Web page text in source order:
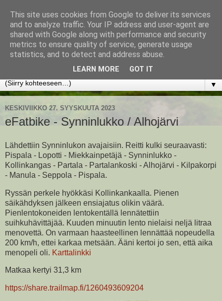
www.jyrkikokko.fi
Uusi Suunta - Jokainen hetki tarjoaa tilaisuuden muuttaa
▼
KESKIVIIKKO 27. SYYSKUUTA 2023
eFatbike - Synninlukko / Alhojärvi
Lähdettiin Synninlukon avajaisiin. Reitti kulki seuraavasti:
Pispala - Lopotti - Miekkainpetäjä - Synninlukko -
Kollinkangas - Partala - Partalankoski - Alhojärvi - Kilpakorpi
- Manula - Seppola - Pispala.
Ryssän perkele hyökkäsi Kollinkankaalla. Pienen
säikähdyksen jälkeen ensiajatus olikin väärä.
Pienlentokoneiden lentokentällä lennätettiin
suihkuhävittäjää. Kuuden minuutin lento nielaisi neljä litraa
menovettä. On varmaan haasteellinen lennättää nopeudella
200 km/h, ettei karkaa metsään. Ääni kertoi jo sen, että aika
menopeli oli. Karttalinkki
Matkaa kertyi 31,3 km
https://share.trailmap.fi/1260493609204
This site uses cookies from Google to deliver its services
and to analyze traffic. Your IP address and user-agent are
shared with Google along with performance and security
metrics to ensure quality of service, generate usage
statistics, and to detect and address abuse.
LEARN MORE GOT IT